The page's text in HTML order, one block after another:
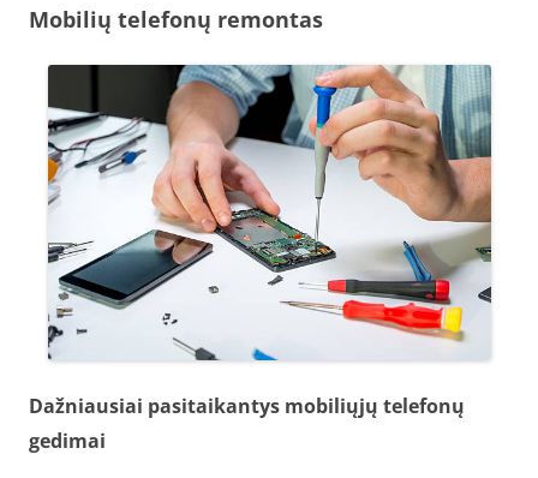
Mobilių telefonų remontas
Dažniausiai pasitaikantys mobiliųjų telefonų
gedimai